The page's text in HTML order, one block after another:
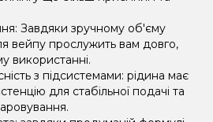
Завдяки зручному об'єму
вейпу прослужить вам довго,
використанні.
з підсистемами: рідина має
для стабільної подачі та